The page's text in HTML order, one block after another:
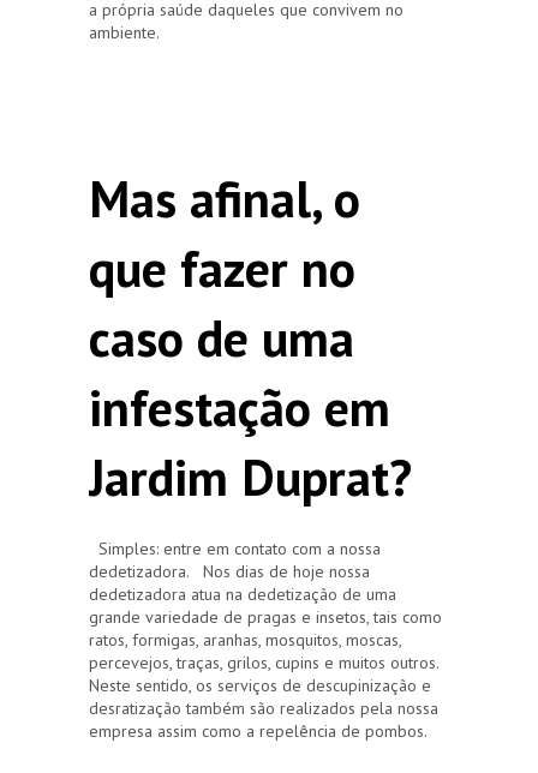
a própria saúde daqueles que convivem no
ambiente.
Mas afinal, o
que fazer no
caso de uma
infestação em
Jardim Duprat?
Simples: entre em contato com a nossa
dedetizadora. Nos dias de hoje nossa
dedetizadora atua na dedetização de uma
grande variedade de pragas e insetos, tais como
ratos, formigas, aranhas, mosquitos, moscas,
percevejos, traças, grilos, cupins e muitos outros.
Neste sentido, os serviços de descupinização e
desratização também são realizados pela nossa
empresa assim como a repelência de pombos.